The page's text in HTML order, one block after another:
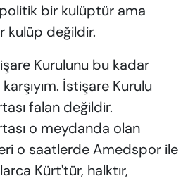
bir kulüptür ama
kulüp değildir.
Kurulunu bu kadar
İstişare Kurulu
falan değildir.
o meydanda olan
o saatlerde Amedspor ile
Kürt'tür, halktır,